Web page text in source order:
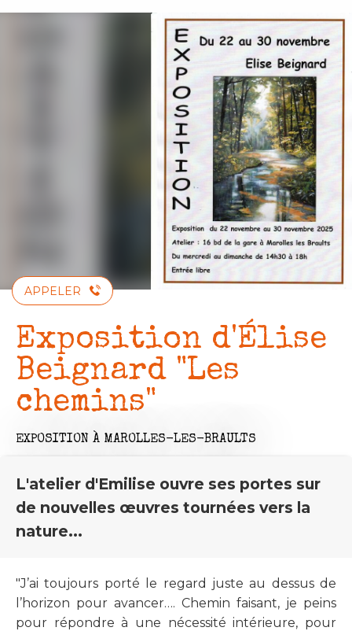
Aller
APPELER
Exposition d'Élise
Beignard "Les
chemins"
EXPOSITION À MAROLLES-LES-BRAULTS
L'atelier d'Emilise ouvre ses portes sur
de nouvelles œuvres tournées vers la
nature...
"J’ai toujours porté le regard juste au dessus de
l’horizon pour avancer…. Chemin faisant, je peins
pour répondre à une nécessité intérieure, pour